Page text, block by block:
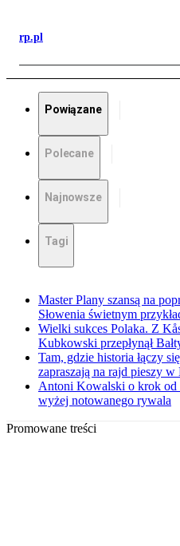
rp.pl
Powiązane
Polecane
Najnowsze
Tagi
Master Plany szansą na
Słowenia świetnym
Wielki sukces Polaka. Z
Kubkowski przepłynął
Tam, gdzie historia łączy
zapraszają na rajd pieszy
Antoni Kowalski o krok od
wyżej notowanego rywala
Promowane treści